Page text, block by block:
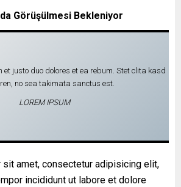
Görüşülmesi Bekleniyor
et justo duo dolores et ea rebum. Stet clita kasd
no sea takimata sanctus est.
LOREM IPSUM
sit amet, consectetur adipisicing elit,
incididunt ut labore et dolore